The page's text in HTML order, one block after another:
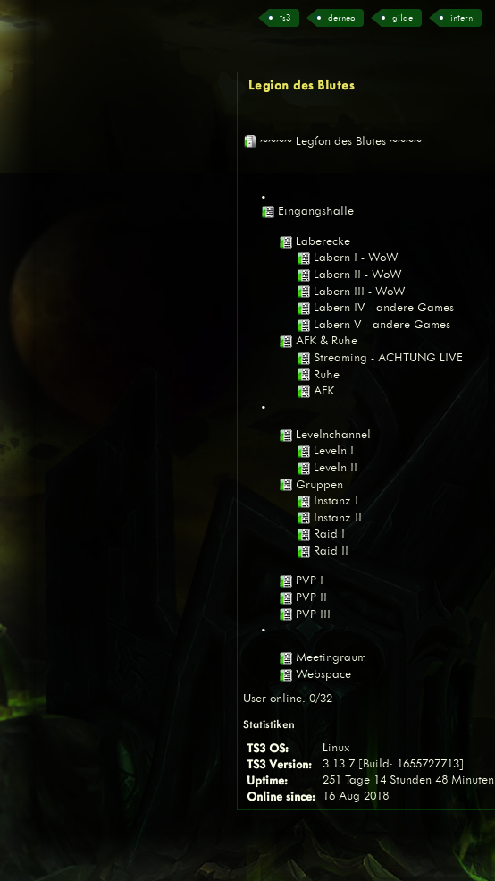
ts3 derneo gilde intern
Legion des Blutes
~~~~ Legíon des Blutes ~~~~
•
Eingangshalle
Laberecke
Labern I - WoW
Labern II - WoW
Labern III - WoW
Labern IV - andere Games
Labern V - andere Games
AFK & Ruhe
Streaming - ACHTUNG LIVE
Ruhe
AFK
•
Levelnchannel
Leveln I
Leveln II
Gruppen
Instanz I
Instanz II
Raid I
Raid II
PVP I
PVP II
PVP III
•
Meetingraum
Webspace
User online: 0/32
Statistiken
TS3 OS:
Linux
TS3 Version:
3.13.7 [Build: 1655727713]
Uptime:
251 Tage 14 Stunden 48 Minuten
Online since: 16 Aug 2018